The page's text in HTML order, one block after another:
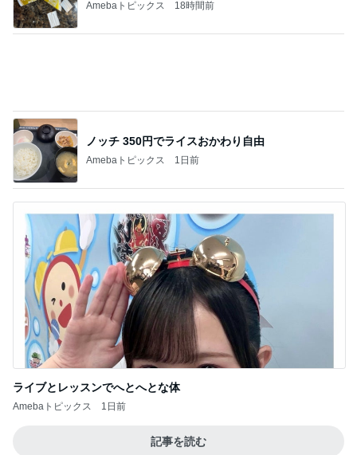
返事がない旦那が見せた満面の笑み
だいたの夫 我が家の献立の決め方
400円でガチャれた可愛いエコバッグ
夫に苦言を呈したワイシャツの依頼
Amebaトピックス 1日前